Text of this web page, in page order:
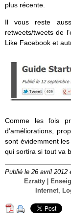
plus récente.
Il vous reste
retweets/tweets de
Like Facebook et
Comme les fois
d’améliorations,
sont évidemment
qui sortira si tout va
Publié le 26 avril 2012
Ezratty
Internet,